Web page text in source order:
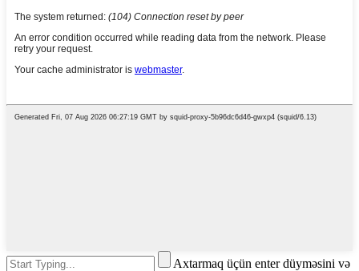
Axtarmaq üçün enter düyməsini və